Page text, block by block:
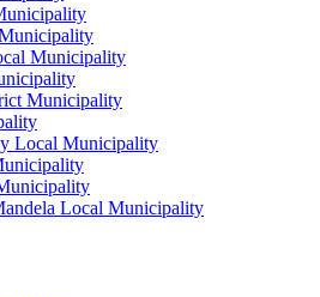
Municipality
Municipality
Local Municipality
Local Municipality